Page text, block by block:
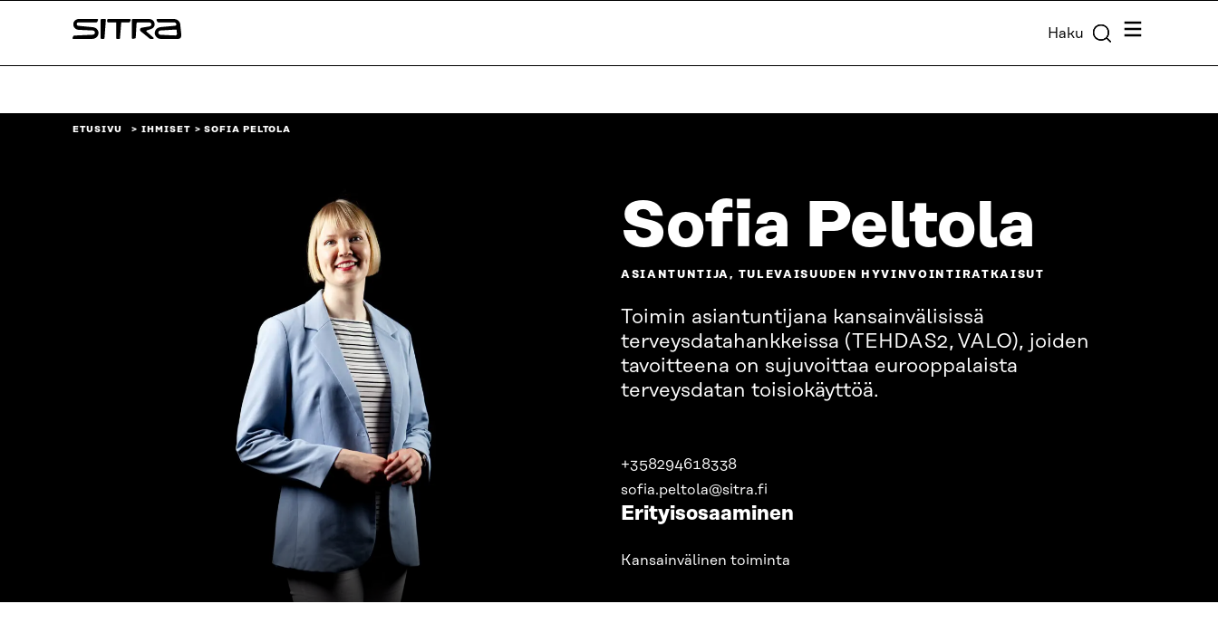
sisältöön
Sitra Haku Valikko
ETUSIVU IHMISET SOFIA PELTOLA
Sofia Peltola
ASIANTUNTIJA, TULEVAISUUDEN HYVINVOINTIRATKAISUT
Toimin asiantuntijana kansainvälisissä
terveysdatahankkeissa (TEHDAS2, VALO), joiden
tavoitteena on sujuvoittaa eurooppalaista
terveysdatan toisiokäyttöä.
+358294618338
sofia.peltola@sitra.fi
Erityisosaaminen
Kansainvälinen toiminta